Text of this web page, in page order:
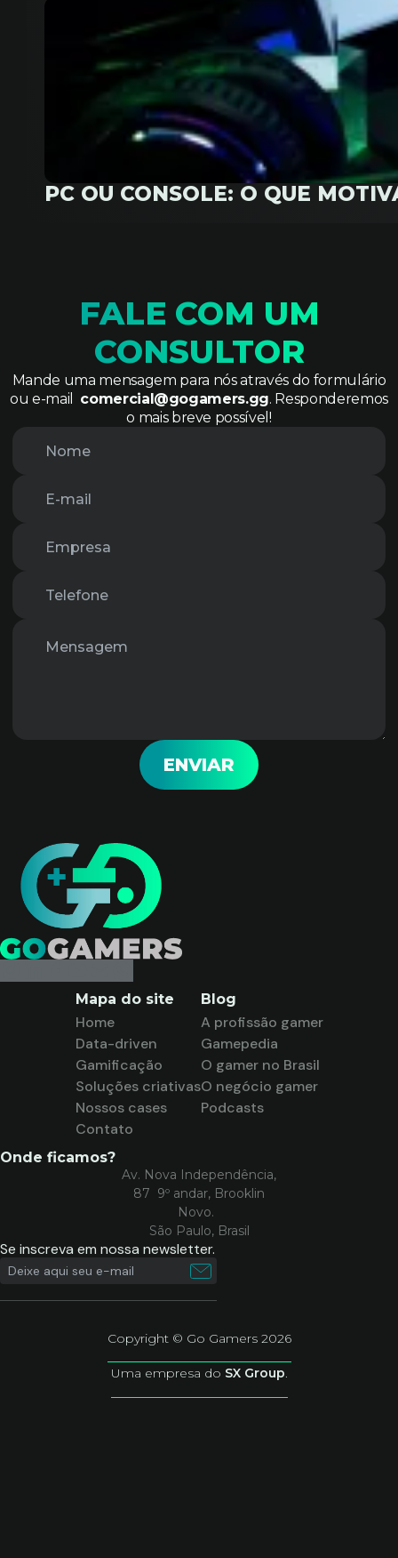
PC OU CONSOLE: O QUE
FALE COM UM
CONSULTOR
Mande uma mensagem para nós através do formulário
ou e-mail comercial@gogamers.gg. Responderemos
o mais breve possível!
ENVIAR
Mapa do site
Home
Data-driven
Gamificação
Soluções criativas
Nossos cases
Contato
Blog
A profissão gamer
Gamepedia
O gamer no Brasil
O negócio gamer
Podcasts
Onde ficamos?
Av. Nova Independência,
87 9º andar, Brooklin
Novo.
São Paulo, Brasil
Se inscreva em nossa newsletter.
Uma empresa do SX Group.
Copyright © Go Gamers 2026